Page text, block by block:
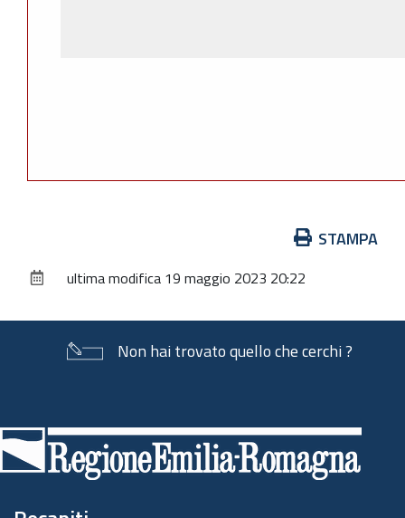
documento
STAMPA
ultima modifica 19 maggio 2023 20:22
Non hai trovato quello che cerchi ?
di
pagina